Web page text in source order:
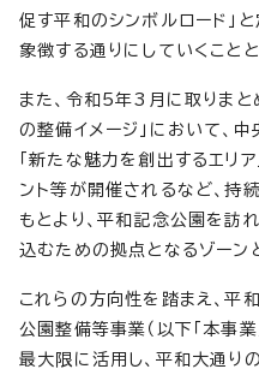
促す平和のシンボルロード」
象徴する通りにしていくことと
また、令和5年3月に取りまと
の整備イメージ」において、
「新たな魅力を創出するエリ
ント等が開催されるなど、持
もとより、平和記念公園を訪
込むための拠点となるゾーン
これらの方向性を踏まえ、平
公園整備等事業（以下「本事業
最大限に活用し、平和大通り